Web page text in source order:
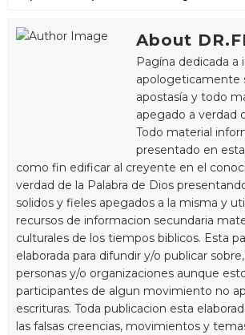
About
Pagína dedicada a
apologeticamente
apostasía y todo
apegado a verdad
Todo material
presentado en
como fin edificar al creyente en el
verdad de la Palabra de Dios
solidos y fieles apegados a la misma y
recursos de informacion secundaria
culturales de los tiempos biblicos. Esta
elaborada para difundir y/o publicar
personas y/o organizaciones aunque
participantes de algun movimiento no
escrituras. Toda publicacion esta
las falsas creencias, movimientos y